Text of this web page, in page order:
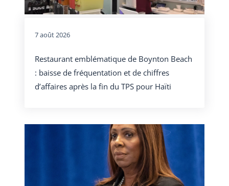
7 août 2026
Restaurant emblématique de Boynton Beach
: baisse de fréquentation et de chiffres
d’affaires après la fin du TPS pour Haïti